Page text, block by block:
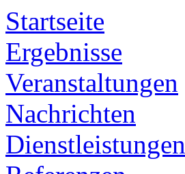
Startseite
Ergebnisse
Veranstaltungen
Nachrichten
Dienstleistungen